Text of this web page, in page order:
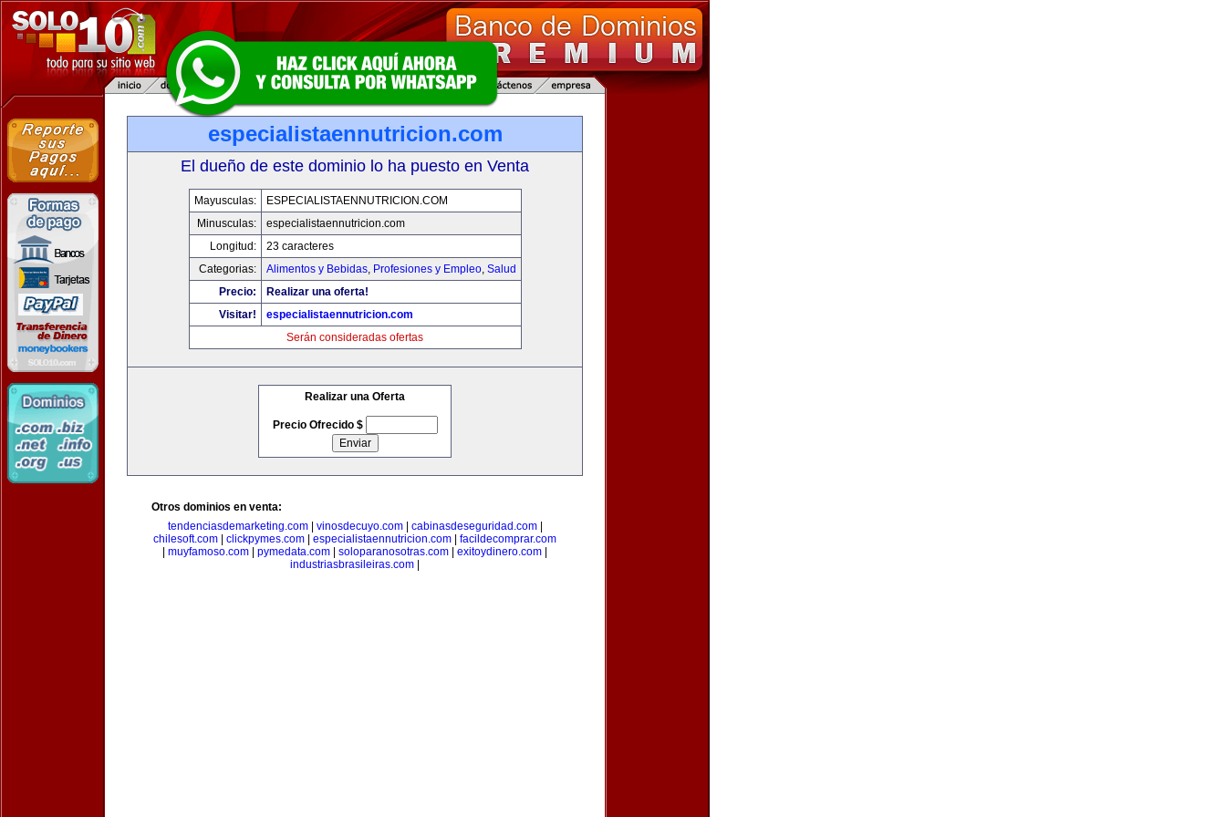
especialistaennutricion.com
El dueño de este dominio lo ha puesto en Venta
Mayusculas:
ESPECIALISTAENNUTRICION.COM
Minusculas:
especialistaennutricion.com
Longitud:
23 caracteres
Categorias:
Alimentos y Bebidas, Profesiones y Empleo, Salud
Precio:
Realizar una oferta!
Visitar!
especialistaennutricion.com
Serán consideradas ofertas
Realizar una Oferta
Precio Ofrecido $
Otros dominios en venta:
tendenciasdemarketing.com| vinosdecuyo.com| cabinasdeseguridad.com|
chilesoft.com
clickpymes.com especialistaennutricion.com
facildecomprar.com
muyfamoso.com pymedata.com soloparanosotras.com exitoydinero.com
industriasbrasileiras.com